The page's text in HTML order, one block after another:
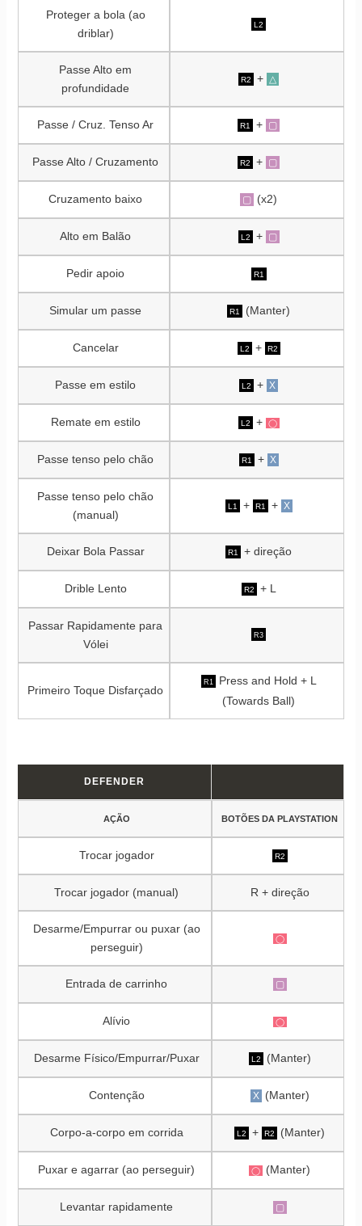
Proteger a bola (ao
driblar)
L2
Passe Alto em
profundidade
R2 + △
Passe / Cruz. Tenso Ar R1 + ▢
Passe Alto / Cruzamento R2 + ▢
Cruzamento baixo ▢ (x2)
Alto em Balão L2 + ▢
Pedir apoio R1
Simular um passe R1 (Manter)
Cancelar L2 + R2
Passe em estilo L2 + X
Remate em estilo L2 + ◯
Passe tenso pelo chão R1 + X
Passe tenso pelo chão
(manual)
L1 + R1 + X
Deixar Bola Passar R1 + direção
Drible Lento R2 + L
Passar Rapidamente para
Vólei
R3
Primeiro Toque Disfarçado
R1
Press and Hold + L
(Towards Ball)
DEFENDER
AÇÃO BOTÕES DA PLAYSTATION
Trocar jogador R2
Trocar jogador (manual) R + direção
Desarme/Empurrar ou puxar (ao
perseguir)
◯
Entrada de carrinho ▢
Alívio ◯
Desarme Físico/Empurrar/Puxar L2 (Manter)
Contenção X (Manter)
Corpo-a-corpo em corrida L2 + R2 (Manter)
Puxar e agarrar (ao perseguir) ◯ (Manter)
Levantar rapidamente ▢